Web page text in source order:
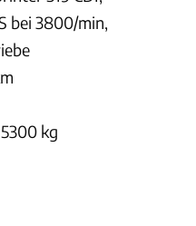
bei 3800/min,
kg